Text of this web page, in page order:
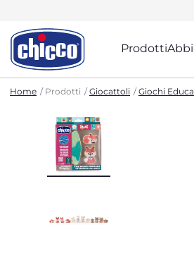
Prodotti
Home Prodotti Giocattoli Giochi